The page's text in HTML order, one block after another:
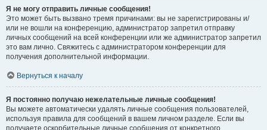
Я не могу отправить личные сообщения!
Это может быть вызвано тремя причинами: вы не зарегистрированы и/
или не вошли на конференцию, администратор запретил отправку
личных сообщений на всей конференции или же администратор запретил
это вам лично. Свяжитесь с администратором конференции для
получения дополнительной информации.
Вернуться к началу
Я постоянно получаю нежелательные личные сообщения!
Вы можете автоматически удалять личные сообщения пользователей,
используя правила для сообщений в вашем личном разделе. Если вы
получаете оскорбительные личные сообщения от конкретного